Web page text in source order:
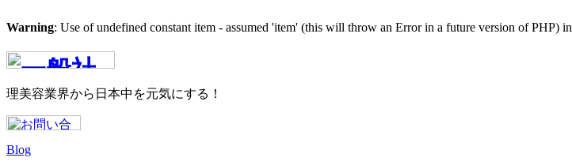
Warning: Use of undefined constant item - assumed 'item' (this will throw an Error in a future version of PHP) in
理美容業界から日本中を元気にする！
Blog